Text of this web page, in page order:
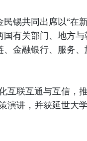
锡共同出席以“在
有关部门、地方
金融银行、服务
互联互通与互信，
演讲，并获延世大